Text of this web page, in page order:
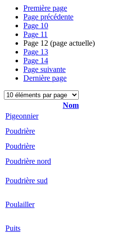
Première page
Page précédente
Page 10
Page 11
Page 12 (page actuelle)
Page 13
Page 14
Page suivante
Dernière page
Nom
Pigeonnier
Poudrière
Poudrière
Poudrière nord
Poudrière sud
Poulailler
Puits